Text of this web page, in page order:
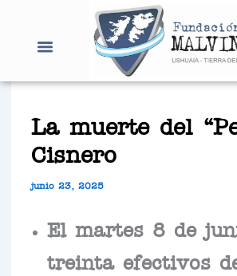
contenido
La muerte del
Cisnero
junio 23, 2025
El martes 8 de
treinta efectivos